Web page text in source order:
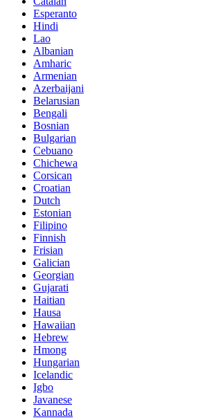
Esperanto
Hindi
Lao
Albanian
Amharic
Armenian
Azerbaijani
Belarusian
Bengali
Bosnian
Bulgarian
Cebuano
Chichewa
Corsican
Croatian
Dutch
Estonian
Filipino
Finnish
Frisian
Galician
Georgian
Gujarati
Haitian
Hausa
Hawaiian
Hebrew
Hmong
Hungarian
Icelandic
Igbo
Javanese
Kannada